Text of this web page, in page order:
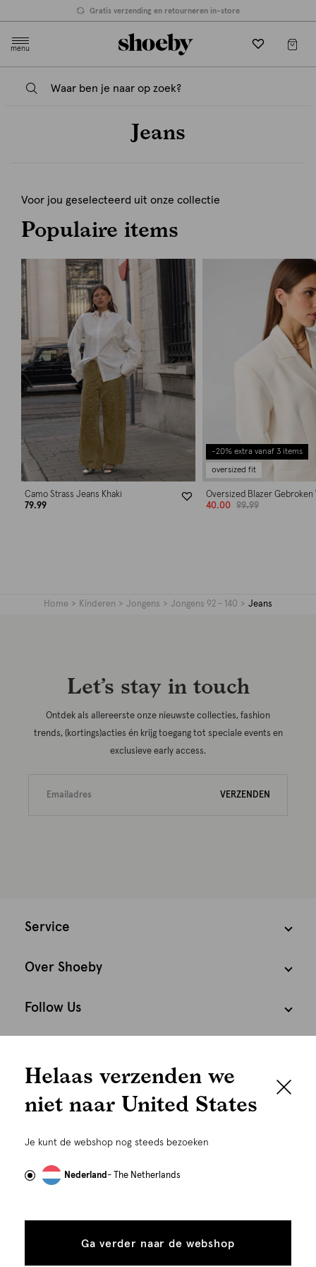
graag persoonlijk
gebruiken wij cookies en daarmee vergelijkbare
om advertenties te personaliseren...
tonen
toestaan
Gratis verzending en retourneren in-store
menu
Jeans
Voor jou geselecteerd uit onze collectie
Populaire items
Camo Strass Jeans Khaki
79.99
-20% extra vanaf 3 items
oversized fit
Oversized Blazer Gebroken
40.00
99.99
Home Kinderen Jongens Jongens 92 - 140 Jeans
Let’s stay in touch
Ontdek als allereerste onze nieuwste collecties, fashion
trends, (kortings)acties én krijg toegang tot speciale events en
exclusieve early access.
VERZENDEN
Service
Over Shoeby
Follow Us
Nederland Nederlands
Helaas verzenden we
niet naar United States
Je kunt de webshop nog steeds bezoeken
Nederland- The Netherlands
Ga verder naar de webshop